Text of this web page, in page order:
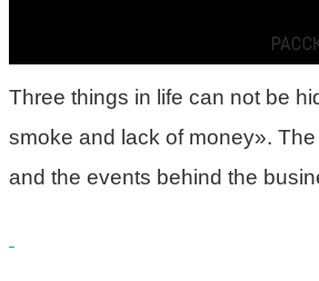
Three things in life can not be
smoke and lack of money».
and the events behind the